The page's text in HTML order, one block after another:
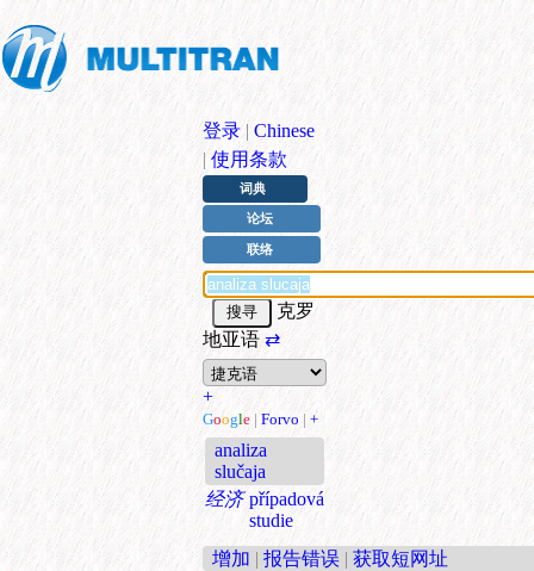
登录 | Chinese
| 使用条款
词典
论坛
联络
克罗
地亚语 ⇄
+
Google | Forvo | +
analiza
slučaja
经济 případová
studie
增加 | 报告错误 | 获取短网址